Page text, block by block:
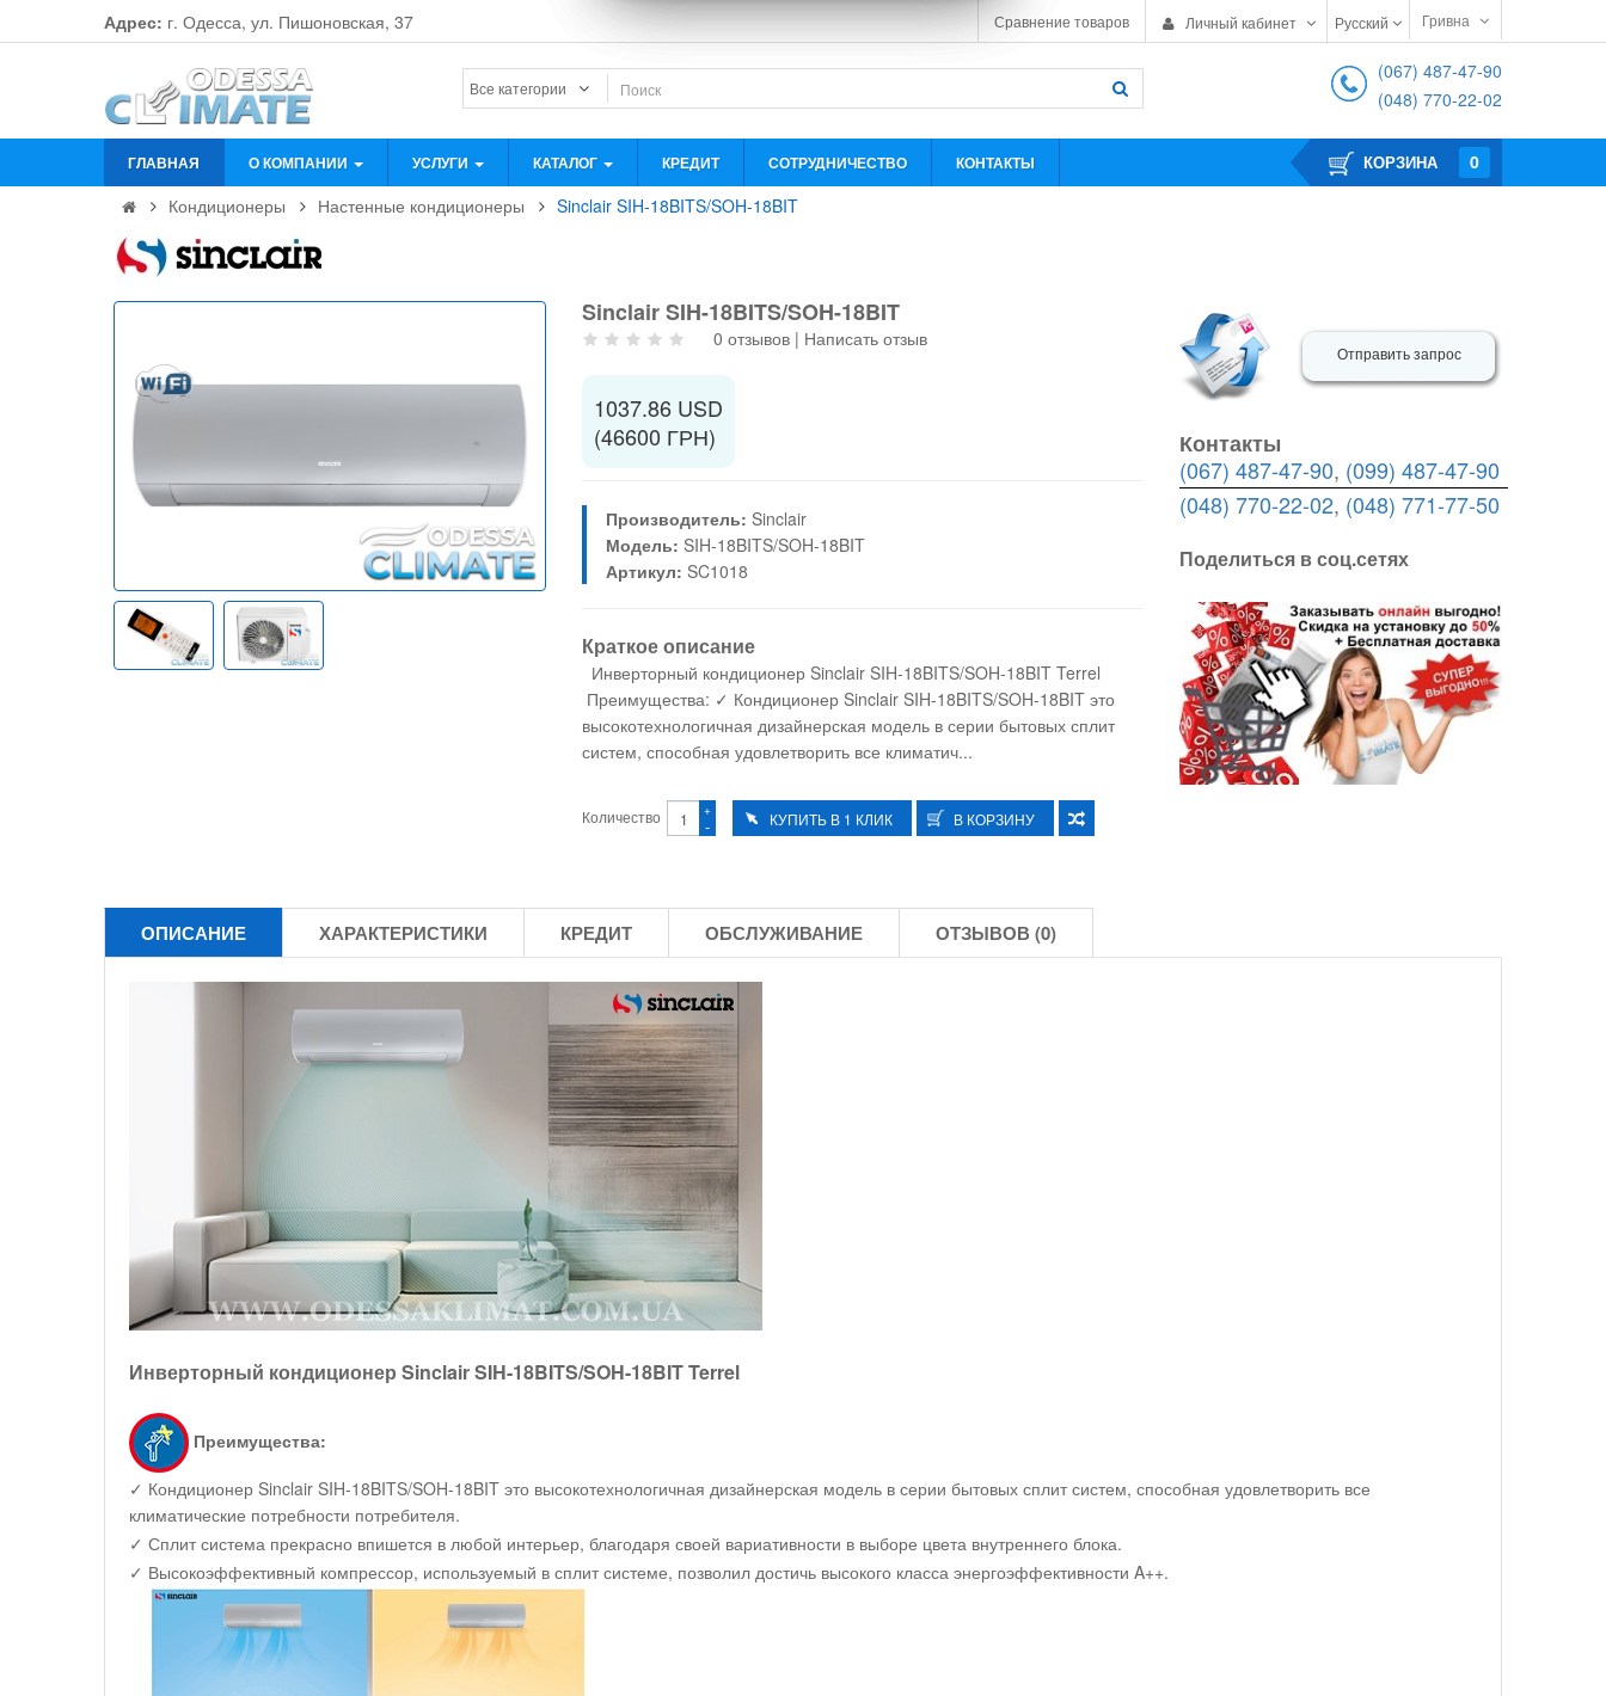
Адрес: г. Одесса, ул. Пишоновская, 37 Сравнение товаров Личный кабинет Гривна
Русский
(067) 487-47-90
(048) 770-22-02
ГЛАВНАЯ О КОМПАНИИ УСЛУГИ КАТАЛОГ КРЕДИТ СОТРУДНИЧЕСТВО КОНТАКТЫ КОРЗИНА
0
Кондиционеры
Настенные кондиционеры Sinclair SIH-18BITS/SOH-18BIT
Sinclair SIH-18BITS/SOH-18BIT
0 отзывов | Написать отзыв
1037.86 USD
(46600 ГРН)
Производитель: Sinclair
Модель: SIH-18BITS/SOH-18BIT
Артикул: SC1018
Краткое описание
Инверторный кондиционер Sinclair SIH-18BITS/SOH-18BIT Terrel
Преимущества: ✓ Кондиционер Sinclair SIH-18BITS/SOH-18BIT это
высокотехнологичная дизайнерская модель в серии бытовых сплит
систем, способная удовлетворить все климатич...
Количество -
+
Отправить запрос
Контакты
(067) 487-47-90, (099) 487-47-90
(048) 770-22-02, (048) 771-77-50
Поделиться в соц.сетях
ОПИСАНИЕ ХАРАКТЕРИСТИКИ КРЕДИТ ОБСЛУЖИВАНИЕ ОТЗЫВОВ (0)
Инверторный кондиционер Sinclair SIH-18BITS/SOH-18BIT Terrel
Преимущества:
✓ Кондиционер Sinclair SIH-18BITS/SOH-18BIT это высокотехнологичная дизайнерская модель в серии бытовых сплит систем, способная удовлетворить все
климатические потребности потребителя.
✓ Сплит система прекрасно впишется в любой интерьер, благодаря своей вариативности в выборе цвета внутреннего блока.
✓ Высокоэффективный компрессор, используемый в сплит системе, позволил достичь высокого класса энергоэффективности A++.